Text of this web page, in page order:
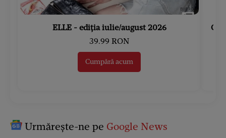
ELLE - ediția iulie/august 2026
39.99 RON
Cumpără acum
Urmărește-ne pe Google News